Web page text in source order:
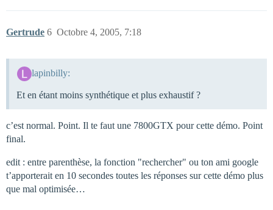
Gertrude Octobre 4, 2005, 7:18
6
lapinbilly:
Et en étant moins synthétique et plus exhaustif ?
c’est normal. Point. Il te faut une 7800GTX pour cette démo. Point
final.
edit : entre parenthèse, la fonction "rechercher" ou ton ami google
t’apporterait en 10 secondes toutes les réponses sur cette démo plus
que mal optimisée…